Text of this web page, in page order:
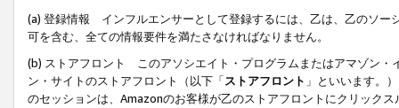
(a) 登録情報 インフルエンサーとして登録するには、乙は、乙のソー
可を含む、全ての情報要件を満たさなければなりません。
(b) ストアフロント このアソシエイト・プログラムまたはアマゾン・
ン・サイトのストアフロント（以下「ストアフロント 」といいます。
のセッションは、Amazonのお客様が乙のストアフロントにクリック